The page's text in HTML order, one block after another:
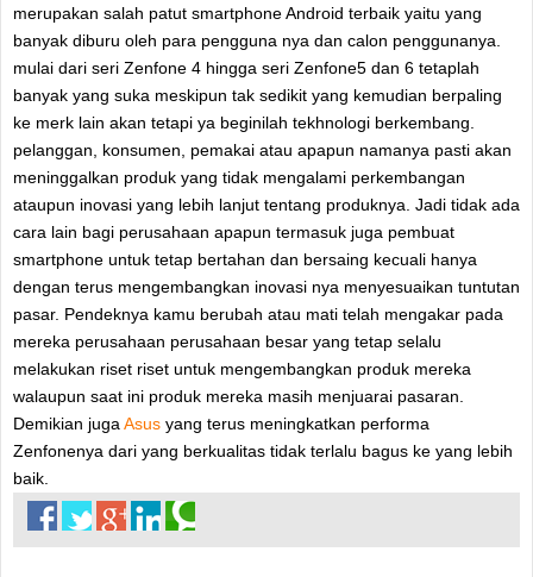
merupakan salah patut smartphone Android terbaik yaitu yang
banyak diburu oleh para pengguna nya dan calon penggunanya.
mulai dari seri Zenfone 4 hingga seri Zenfone5 dan 6 tetaplah
banyak yang suka meskipun tak sedikit yang kemudian berpaling
ke merk lain akan tetapi ya beginilah tekhnologi berkembang.
pelanggan, konsumen, pemakai atau apapun namanya pasti akan
meninggalkan produk yang tidak mengalami perkembangan
ataupun inovasi yang lebih lanjut tentang produknya. Jadi tidak ada
cara lain bagi perusahaan apapun termasuk juga pembuat
smartphone untuk tetap bertahan dan bersaing kecuali hanya
dengan terus mengembangkan inovasi nya menyesuaikan tuntutan
pasar. Pendeknya kamu berubah atau mati telah mengakar pada
mereka perusahaan perusahaan besar yang tetap selalu
melakukan riset riset untuk mengembangkan produk mereka
walaupun saat ini produk mereka masih menjuarai pasaran.
Demikian juga Asus yang terus meningkatkan performa
Zenfonenya dari yang berkualitas tidak terlalu bagus ke yang lebih
baik.